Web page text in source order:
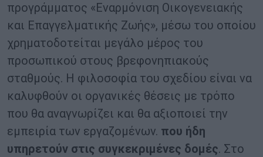
προγράμματος «Εναρμόνιση Οικογενειακής
και Επαγγελματικής Ζωής», μέσω του οποίου
χρηματοδοτείται μεγάλο μέρος του
προσωπικού στους βρεφονηπιακούς
σταθμούς. Η φιλοσοφία του σχεδίου είναι να
καλυφθούν οι οργανικές θέσεις με τρόπο
που θα αναγνωρίζει και θα αξιοποιεί την
εμπειρία των εργαζομένων. που ήδη
υπηρετούν στις συγκεκριμένες δομές. Στο